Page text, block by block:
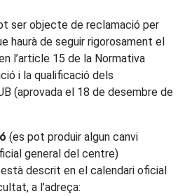
ser objecte de reclamació per
haurà de seguir rigorosament el
l’article 15 de la Normativa
i la qualificació dels
(aprovada el 18 de desembre de
(es pot produir algun canvi
general del centre)
està descrit en el calendari oficial
a l’adreça: